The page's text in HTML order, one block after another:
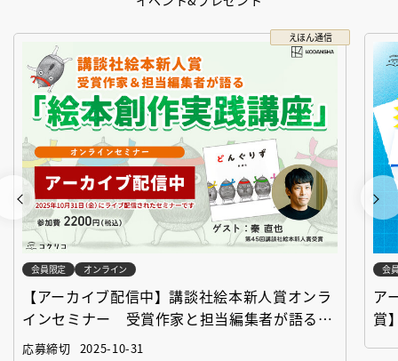
えほん通信
会員限定 オンライン
【アーカイブ配信中】講談社絵本新人賞オンラ
インセミナー 受賞作家と担当編集者が語る
「絵本創作実践講座」
応募締切 2025-10-31
会
ア
賞